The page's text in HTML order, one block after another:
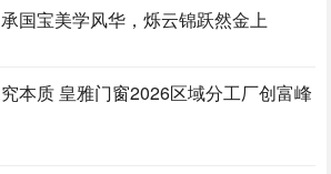
国宝美学风华，烁云锦跃然金上
究本质 皇雅门窗2026区域分工厂创富峰